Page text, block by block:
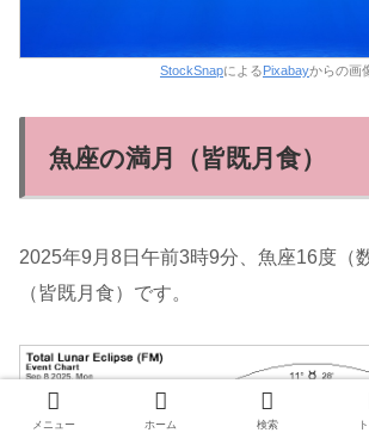
StockSnapによるPixabayからの画
魚座の満月（皆既月食）
2025年9月8日午前3時9分、魚座16度（
（皆既月食）です。
メニュー ホーム 検索